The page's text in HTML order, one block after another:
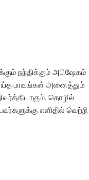
நந்திக்கும் அபிஷேகம்
பாவங்கள் அனைத்தும்
தொழில்
எளிதில் வெற்றி